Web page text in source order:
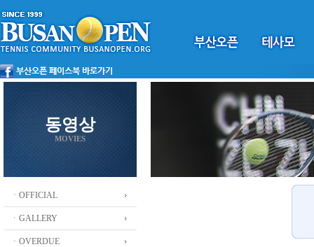
동영상
MOVIES
ㆍOFFICIAL
ㆍGALLERY
ㆍOVERDUE